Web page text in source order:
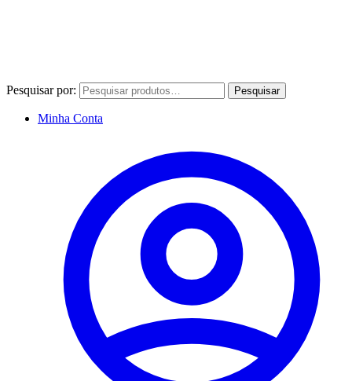
Pesquisar por: Pesquisar
Minha Conta